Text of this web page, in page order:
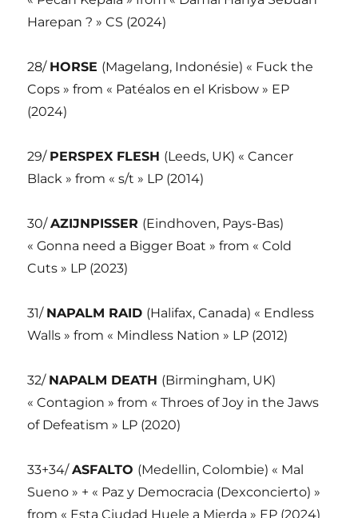
Harepan ? » CS (2024)
28/ HORSE (Magelang, Indonésie) « Fuck the
Cops » from « Patéalos en el Krisbow » EP
(2024)
29/ PERSPEX FLESH (Leeds, UK) « Cancer
Black » from « s/t » LP (2014)
30/AZIJNPISSER (Eindhoven, Pays-Bas)
« Gonna need a Bigger Boat » from « Cold
Cuts » LP (2023)
31/ NAPALM RAID (Halifax, Canada) « Endless
Walls » from « Mindless Nation » LP (2012)
32/ NAPALM DEATH (Birmingham, UK)
« Contagion » from « Throes of Joy in the Jaws
of Defeatism » LP (2020)
33+34/ASFALTO (Medellin, Colombie) « Mal
Sueno » + « Paz y Democracia (Dexconcierto) »
from « Esta Ciudad Huele a Mierda » EP (2024)